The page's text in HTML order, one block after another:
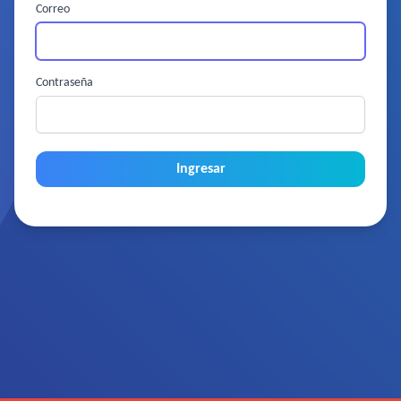
Correo
Contraseña
Ingresar